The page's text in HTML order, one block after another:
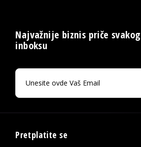
Najvažnije biznis priče
inboksu
Pretplatite se